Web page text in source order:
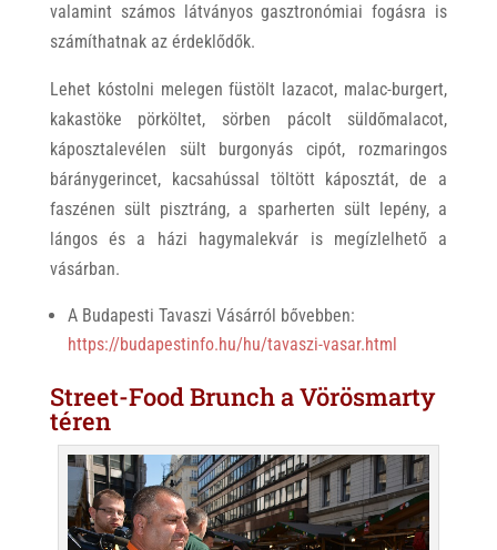
valamint számos látványos gasztronómiai fogásra is
számíthatnak az érdeklődők.
Lehet kóstolni melegen füstölt lazacot, malac-burgert,
kakastöke pörköltet, sörben pácolt süldőmalacot,
káposztalevélen sült burgonyás cipót, rozmaringos
báránygerincet, kacsahússal töltött káposztát, de a
faszénen sült pisztráng, a sparherten sült lepény, a
lángos és a házi hagymalekvár is megízlelhető a
vásárban.
A Budapesti Tavaszi Vásárról bővebben:
https://budapestinfo.hu/hu/tavaszi-vasar.html
Street-Food Brunch a Vörösmarty
téren